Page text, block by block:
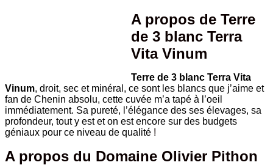
A propos de Terre
de 3 blanc Terra
Vita Vinum
Terre de 3 blanc Terra Vita
Vinum, droit, sec et minéral, ce sont les blancs que j’aime et
fan de Chenin absolu, cette cuvée m’a tapé à l’oeil
immédiatement. Sa pureté, l’élégance des ses élevages, sa
profondeur, tout y est et on est encore sur des budgets
géniaux pour ce niveau de qualité !
A propos du Domaine Olivier Pithon